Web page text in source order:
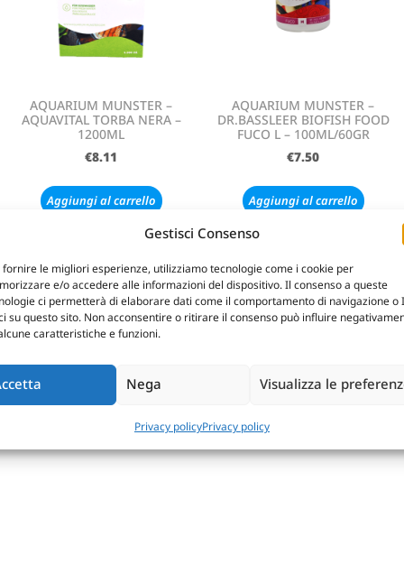
Gestisci Consenso
fornire le migliori esperienze, utilizziamo tecnologie come i cookie per
e/o accedere alle informazioni del dispositivo. Il consenso a queste
ci permetterà di elaborare dati come il comportamento di navigazione o
su questo sito. Non acconsentire o ritirare il consenso può influire
caratteristiche e funzioni.
Nega Visualizza le
Privacy policyPrivacy policy
AQUARIUM MUNSTER –
AQUAVITAL TORBA NERA –
1200ML
€8.11
Aggiungi al carrello
AQUARIUM MUNSTER –
DR.BASSLEER BIOFISH FOOD
FUCO L – 100ML/60GR
€7.50
Aggiungi al carrello